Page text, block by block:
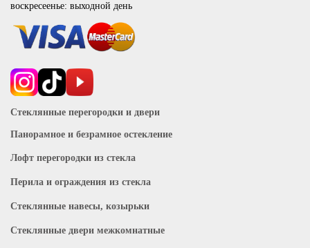
воскресеенье: выходной день
Стеклянные перегородки и двери
Панорамное и безрамное остекление
Лофт перегородки из стекла
Перила и ограждения из стекла
Стеклянные навесы, козырьки
Стеклянные двери межкомнатные